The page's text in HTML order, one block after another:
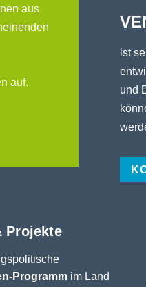
aus
auf.
ist
und
Projekte
Programm im Land